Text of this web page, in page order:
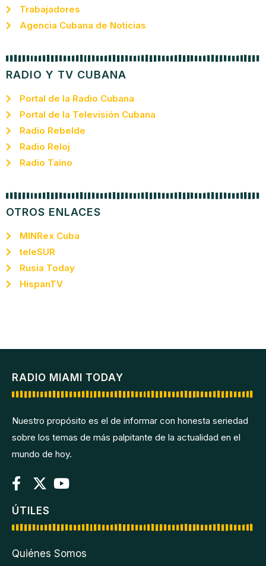
Trabajadores
Agencia Cubana de Noticias
RADIO Y TV CUBANA
Portal de la Radio Cubana
Portal de la Televisión Cubana
Radio Rebelde
Radio Reloj
Radio Taíno
OTROS ENLACES
MINRex Cuba
teleSUR
Rusia Today
HispanTV
RADIO MIAMI TODAY
Nuestro propósito es el de informar con honesta seriedad
sobre los temas de más palpitante de la actualidad en el
mundo de hoy.
ÚTILES
Quiénes Somos